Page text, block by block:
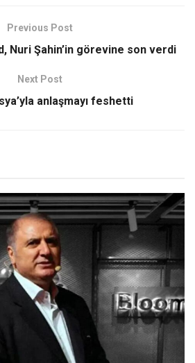
Previous Post
Nuri Şahin’in görevine son verdi
Next Post
anlaşmayı feshetti